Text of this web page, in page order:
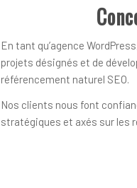
En tant qu’agence
projets désignés et de
référencement naturel SEO.
Nos clients nous font
stratégiques et axés sur les